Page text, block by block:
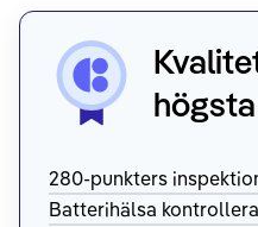
280-punkters
Batterihälsa